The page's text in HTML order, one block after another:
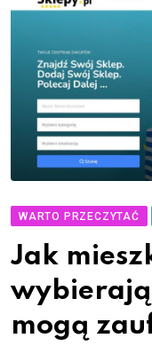
WARTO PRZECZYTAĆ
Jak
mogą